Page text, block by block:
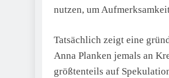
nutzen, um
Tatsächlich zeigt eine
Anna Planken jemals an
größtenteils auf